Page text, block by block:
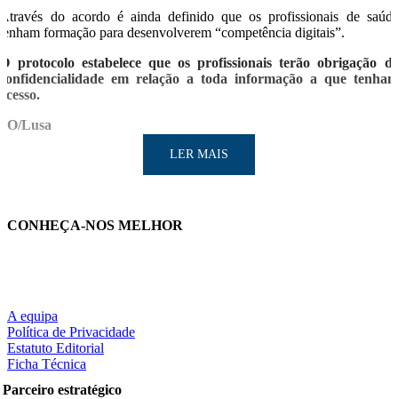
Através do acordo é ainda definido que os profissionais de saúde
tenham formação para desenvolverem “competência digitais”.
O protocolo estabelece que os profissionais terão obrigação de
confidencialidade em relação a toda informação a que tenham
acesso.
SO/Lusa
Partilhe nas redes sociais:
LER MAIS
CONHEÇA-NOS MELHOR
A equipa
Política de Privacidade
Estatuto Editorial
Ficha Técnica
Parceiro estratégico